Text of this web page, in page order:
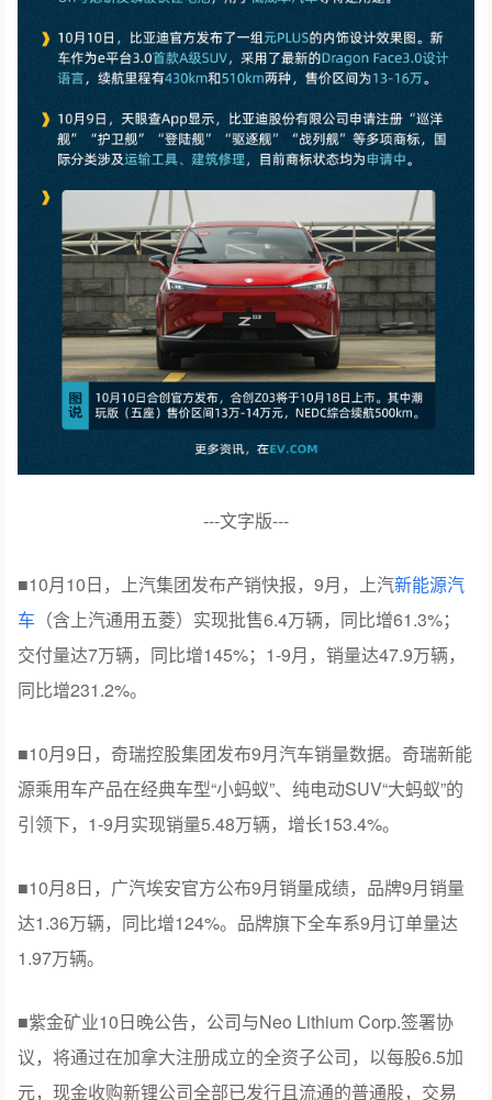
---文字版---
■10月10日，上汽集团发布产销快报，9月，上汽新能源汽
车 （含上汽通用五菱）实现批售6.4万辆，同比增61.3%；
交付量达7万辆，同比增145%；1-9月，销量达47.9万辆，
同比增231.2%。
■10月9日，奇瑞控股集团发布9月汽车销量数据。奇瑞新能
源乘用车产品在经典车型“小蚂蚁”、纯电动SUV“大蚂蚁”的
引领下，1-9月实现销量5.48万辆，增长153.4%。
■10月8日，广汽埃安官方公布9月销量成绩，品牌9月销量
达1.36万辆，同比增124%。品牌旗下全车系9月订单量达
1.97万辆。
■紫金矿业10日晚公告，公司与Neo Lithium Corp.签署协
议，将通过在加拿大注册成立的全资子公司，以每股6.5加
元，现金收购新锂公司全部已发行且流通的普通股，交易